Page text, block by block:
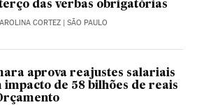
das verbas obrigatórias
CORTEZ | SÃO PAULO
aprova reajustes salariais
impacto de 58 bilhões de reais